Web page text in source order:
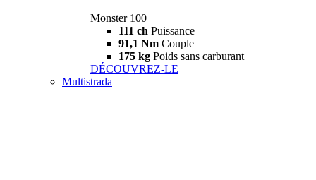
Monster 100
111 ch Puissance
91,1 Nm Couple
175 kg Poids sans carburant
DÉCOUVREZ-LE
Multistrada